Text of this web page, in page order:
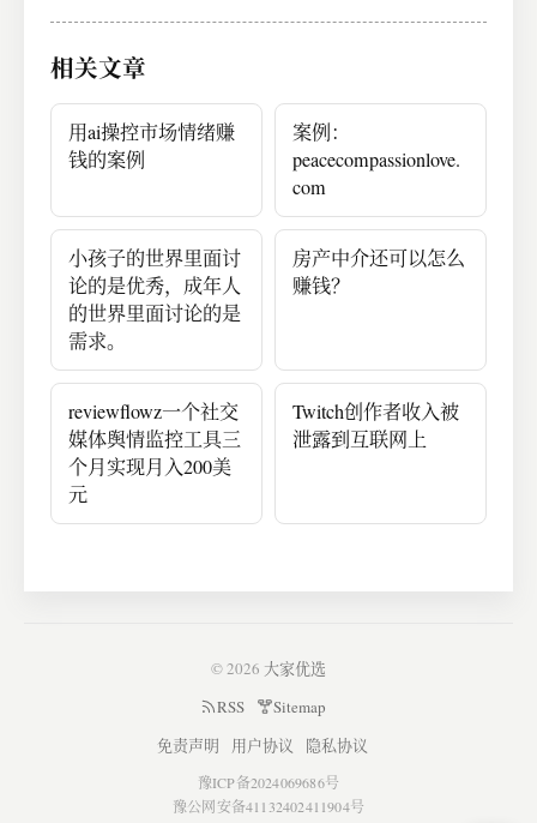
相关文章
用ai操控市场情绪赚
钱的案例
案例：
peacecompassionlove.
com
小孩子的世界里面讨
论的是优秀，成年人
的世界里面讨论的是
需求。
房产中介还可以怎么
赚钱？
reviewflowz一个社交
媒体舆情监控工具三
个月实现月入200美
元
Twitch创作者收入被
泄露到互联网上
© 2026 大家优选
RSS
Sitemap
免责声明
用户协议 隐私协议
豫ICP备2024069686号
豫公网安备41132402411904号